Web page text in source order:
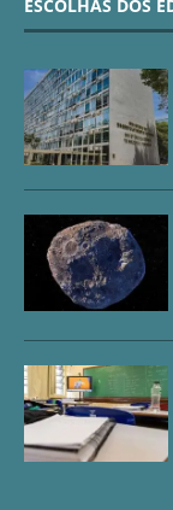
ESCOLHAS DOS